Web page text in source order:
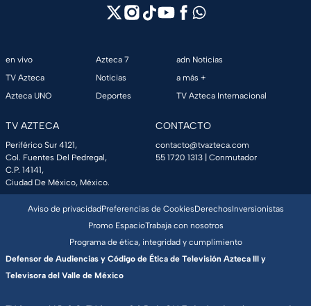
en vivo
TV Azteca
Azteca UNO
Azteca 7
Noticias
Deportes
adn Noticias
a más +
TV Azteca Internacional
TV AZTECA
Periférico Sur 4121,
Col. Fuentes Del Pedregal,
C.P. 14141,
Ciudad De México, México.
CONTACTO
contacto@tvazteca.com
55 1720 1313 | Conmutador
Aviso de privacidadPreferencias de CookiesDerechosInversionistas
Promo EspacioTrabaja con nosotros
Programa de ética, integridad y cumplimiento
Defensor de Audiencias y Código de Ética de Televisión Azteca III y
Televisora del Valle de México